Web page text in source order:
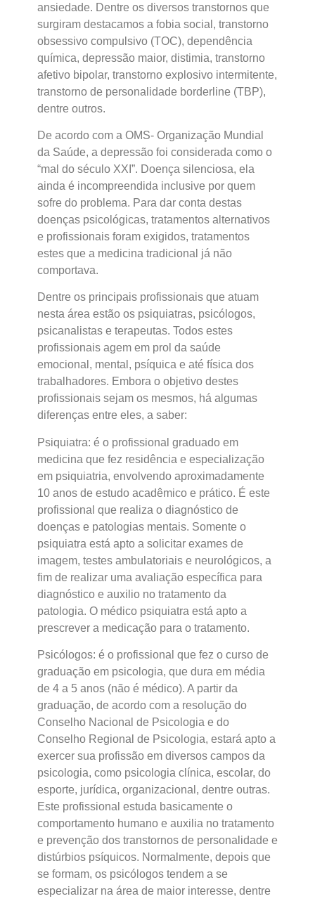
ansiedade. Dentre os diversos transtornos que
surgiram destacamos a fobia social, transtorno
obsessivo compulsivo (TOC), dependência
química, depressão maior, distimia, transtorno
afetivo bipolar, transtorno explosivo intermitente,
transtorno de personalidade borderline (TBP),
dentre outros.
De acordo com a OMS- Organização Mundial
da Saúde, a depressão foi considerada como o
“mal do século XXI”. Doença silenciosa, ela
ainda é incompreendida inclusive por quem
sofre do problema. Para dar conta destas
doenças psicológicas, tratamentos alternativos
e profissionais foram exigidos, tratamentos
estes que a medicina tradicional já não
comportava.
Dentre os principais profissionais que atuam
nesta área estão os psiquiatras, psicólogos,
psicanalistas e terapeutas. Todos estes
profissionais agem em prol da saúde
emocional, mental, psíquica e até física dos
trabalhadores. Embora o objetivo destes
profissionais sejam os mesmos, há algumas
diferenças entre eles, a saber:
Psiquiatra: é o profissional graduado em
medicina que fez residência e especialização
em psiquiatria, envolvendo aproximadamente
10 anos de estudo acadêmico e prático. É este
profissional que realiza o diagnóstico de
doenças e patologias mentais. Somente o
psiquiatra está apto a solicitar exames de
imagem, testes ambulatoriais e neurológicos, a
fim de realizar uma avaliação específica para
diagnóstico e auxilio no tratamento da
patologia. O médico psiquiatra está apto a
prescrever a medicação para o tratamento.
Psicólogos: é o profissional que fez o curso de
graduação em psicologia, que dura em média
de 4 a 5 anos (não é médico). A partir da
graduação, de acordo com a resolução do
Conselho Nacional de Psicologia e do
Conselho Regional de Psicologia, estará apto a
exercer sua profissão em diversos campos da
psicologia, como psicologia clínica, escolar, do
esporte, jurídica, organizacional, dentre outras.
Este profissional estuda basicamente o
comportamento humano e auxilia no tratamento
e prevenção dos transtornos de personalidade e
distúrbios psíquicos. Normalmente, depois que
se formam, os psicólogos tendem a se
especializar na área de maior interesse, dentre